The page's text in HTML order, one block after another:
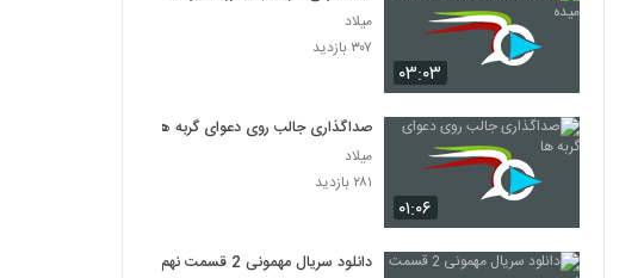
۰۳:۰۳
میلاد
۳۰۷ بازدید
۰۱:۰۶
صداگذاری جالب روی دعوای گربه ها
میلاد
۲۸۱ بازدید
دانلود سریال مهمونی 2 قسمت نهم